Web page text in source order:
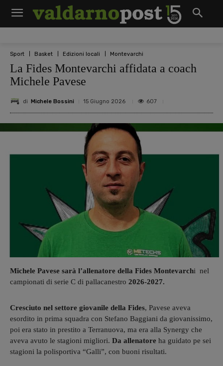
Sport Basket Edizioni locali Montevarchi
La Fides Montevarchi affidata a coach
Michele Pavese
di Michele Bossini 15 Giugno 2026 607
Michele Pavese sarà l’allenatore della Fides Montevarchi nel
campionati di serie C di pallacanestro 2026-2027.
Cresciuto nel settore giovanile della Fides, Pavese aveva
esordito in prima squadra con Stefano Baggiani da giovanissimo,
poi era stato in prestito a Terranuova, ma era alla Synergy che
aveva avuto le stagioni migliori. Da allenatore ha guidato pe sei
stagioni la polisportiva “Galli”, con buoni risultati.